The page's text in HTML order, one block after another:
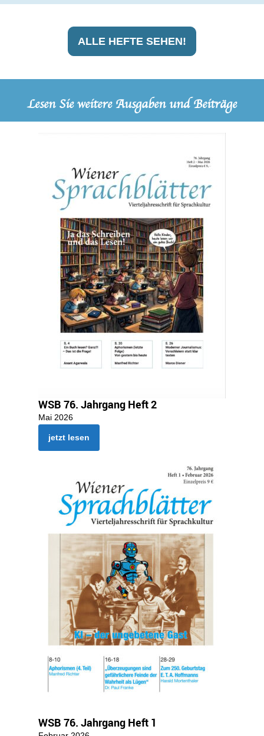
ALLE HEFTE SEHEN!
Lesen Sie weitere Ausgaben und Beiträge
WSB 76. Jahrgang Heft 2
Mai 2026
jetzt lesen
WSB 76. Jahrgang Heft 1